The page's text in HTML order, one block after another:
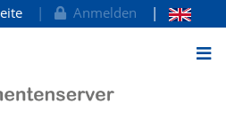
Anmelden